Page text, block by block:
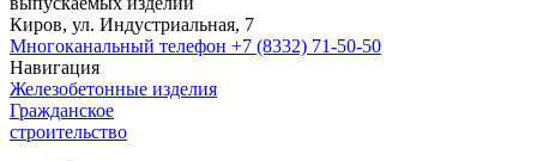
Киров, ул. Индустриальная, 7
Многоканальный телефон +7 (8332) 71-50-50
Навигация
Железобетонные изделия
Гражданское
строительство